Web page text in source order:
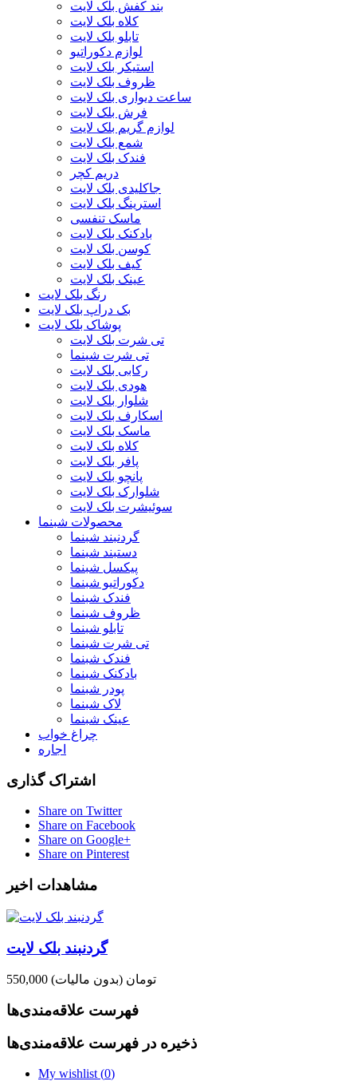
بند کفش بلک لایت
کلاه بلک لایت
تابلو بلک لایت
لوازم دکوراتیو
استیکر بلک لایت
ظروف بلک لایت
ساعت دیواری بلک لایت
فرش بلک لایت
لوازم گریم بلک لایت
شمع بلک لایت
فندک بلک لایت
دریم کچر
جاکلیدی بلک لایت
استرینگ بلک لایت
ماسک تنفسی
بادکنک بلک لایت
کوسن بلک لایت
کیف بلک لایت
عینک بلک لایت
رنگ بلک لایت
بک دراپ بلک لایت
پوشاک بلک لایت
تی شرت بلک لایت
تی شرت شبنما
رکابی بلک لایت
هودی بلک لایت
شلوار بلک لایت
اسکارف بلک لایت
ماسک بلک لایت
کلاه بلک لایت
پافر بلک لایت
پانچو بلک لایت
شلوارک بلک لایت
سوئیشرت بلک لایت
محصولات شبنما
گردنبند شبنما
دستبند شبنما
پیکسل شبنما
دکوراتیو شبنما
فندک شبنما
ظروف شبنما
تابلو شبنما
تی شرت شبنما
فندک شبنما
بادکنک شبنما
پودر شبنما
لاک شبنما
عینک شبنما
چراغ خواب
اجاره
اشتراک گذاری
Share on Twitter
Share on Facebook
Share on Google+
Share on Pinterest
مشاهدات اخیر
گردنبند بلک لایت
550,000 تومان (بدون مالیات)
فهرست علاقه‌مندی‌ها
ذخیره در فهرست علاقه‌مندی‌ها
My wishlist (0)